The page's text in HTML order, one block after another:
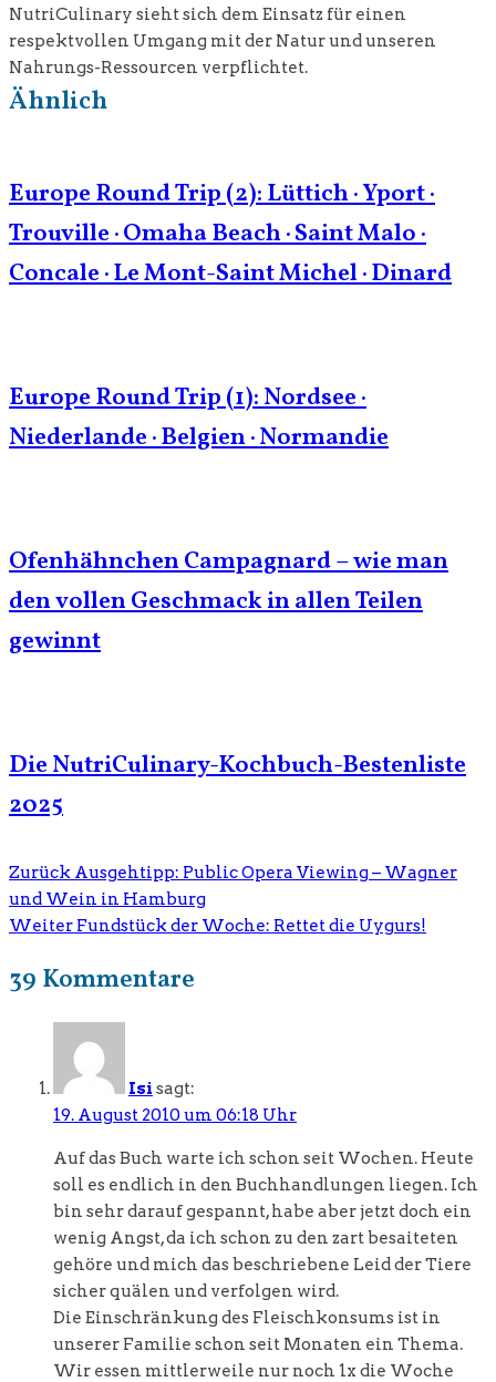
NutriCulinary sieht sich dem Einsatz für einen
respektvollen Umgang mit der Natur und unseren
Nahrungs-Ressourcen verpflichtet.
Ähnlich
Europe Round Trip (2): Lüttich · Yport ·
Trouville · Omaha Beach · Saint Malo ·
Concale · Le Mont-Saint Michel · Dinard
Europe Round Trip (1): Nordsee ·
Niederlande · Belgien · Normandie
Ofenhähnchen Campagnard – wie man
den vollen Geschmack in allen Teilen
gewinnt
Die NutriCulinary-Kochbuch-Bestenliste
2025
Zurück Ausgehtipp: Public Opera Viewing – Wagner
und Wein in Hamburg
Weiter Fundstück der Woche: Rettet die Uygurs!
39 Kommentare
Isi sagt:
19. August 2010 um 06:18 Uhr
Auf das Buch warte ich schon seit Wochen. Heute
soll es endlich in den Buchhandlungen liegen. Ich
bin sehr darauf gespannt, habe aber jetzt doch ein
wenig Angst, da ich schon zu den zart besaiteten
gehöre und mich das beschriebene Leid der Tiere
sicher quälen und verfolgen wird.
Die Einschränkung des Fleischkonsums ist in
unserer Familie schon seit Monaten ein Thema.
Wir essen mittlerweile nur noch 1x die Woche